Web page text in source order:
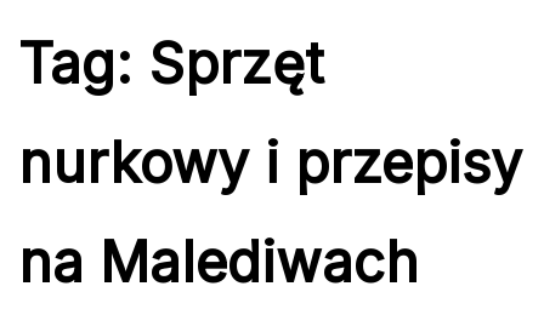
Tag: Sprzęt
nurkowy i przepisy
na Malediwach